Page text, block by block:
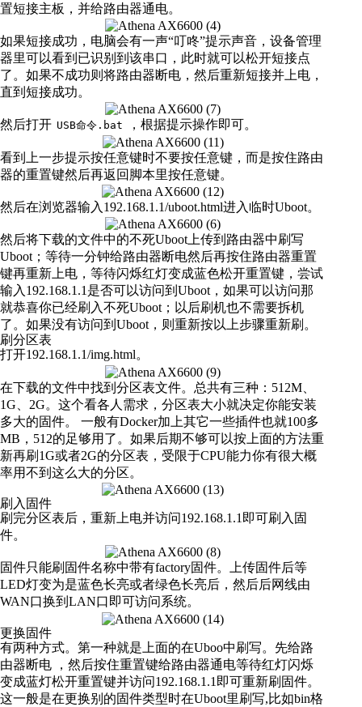
置短接主板，并给路由器通电。
如果短接成功，电脑会有一声“叮咚”提示声音，设备管理
器里可以看到已识别到该串口，此时就可以松开短接点
了。如果不成功则将路由器断电，然后重新短接并上电，
直到短接成功。
然后打开 USB命令.bat ，根据提示操作即可。
看到上一步提示按任意键时不要按任意键，而是按住路由
器的重置键然后再返回脚本里按任意键。
然后在浏览器输入192.168.1.1/uboot.html进入临时Uboot。
然后将下载的文件中的不死Uboot上传到路由器中刷写
Uboot；等待一分钟给路由器断电然后再按住路由器重置
键再重新上电，等待闪烁红灯变成蓝色松开重置键，尝试
输入192.168.1.1是否可以访问到Uboot，如果可以访问那
就恭喜你已经刷入不死Uboot；以后刷机也不需要拆机
了。如果没有访问到Uboot，则重新按以上步骤重新刷。
刷分区表
打开192.168.1.1/img.html。
在下载的文件中找到分区表文件。总共有三种：512M、
1G、2G。这个看各人需求，分区表大小就决定你能安装
多大的固件。 一般有Docker加上其它一些插件也就100多
MB，512的足够用了。如果后期不够可以按上面的方法重
新再刷1G或者2G的分区表，受限于CPU能力你有很大概
率用不到这么大的分区。
刷入固件
刷完分区表后，重新上电并访问192.168.1.1即可刷入固
件。
固件只能刷固件名称中带有factory固件。上传固件后等
LED灯变为是蓝色长亮或者绿色长亮后，然后后网线由
WAN口换到LAN口即可访问系统。
更换固件
有两种方式。第一种就是上面的在Uboo中刷写。先给路
由器断电 ，然后按住重置键给路由器通电等待红灯闪烁
变成蓝灯松开重置键并访问192.168.1.1即可重新刷固件。
这一般是在更换别的固件类型时在Uboot里刷写,比如bin格